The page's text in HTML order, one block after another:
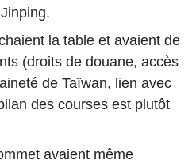
la table et avaient de
(droits de douane, accès
de Taïwan, lien avec
des courses est plutôt
avaient même